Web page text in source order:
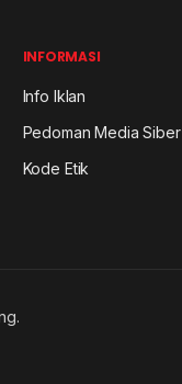
INFORMASI
Info Iklan
Pedoman Media Siber
Kode Etik